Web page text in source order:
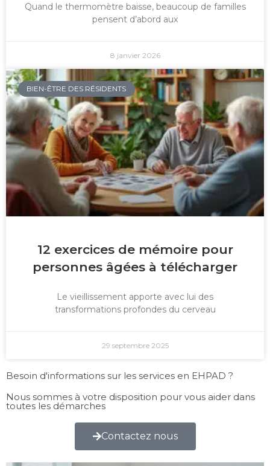
Quand le thermomètre baisse, beaucoup de familles
pensent d’abord aux
8 janvier 2026
BIEN-ÊTRE DES RÉSIDENTS
12 exercices de mémoire pour
personnes âgées à télécharger
Le vieillissement apporte avec lui des
transformations profondes du cerveau
29 septembre 2025
Besoin d'informations sur les services en EHPAD ?
Nous sommes à votre disposition pour vous aider dans
toutes les démarches
Contactez nous